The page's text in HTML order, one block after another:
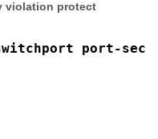
violation protect
port-